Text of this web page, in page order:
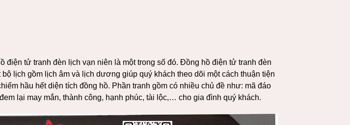
tử tranh đèn lịch vạn niên là một trong số đó. Đồng hồ điện tử tranh đèn
lịch gồm lịch âm và lịch dương giúp quý khách theo dõi một cách thuận tiện
hầu hết diện tích đồng hồ. Phần tranh gồm có nhiều chủ đề như: mã đáo
lại may mắn, thành công, hạnh phúc, tài lộc,… cho gia đình quý khách.